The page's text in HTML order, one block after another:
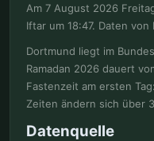
Am 7 August 2026
Iftar um 18:47. Daten von
Dortmund liegt im
Ramadan 2026 dauert
Fastenzeit am ersten
Zeiten ändern sich über
Datenquelle